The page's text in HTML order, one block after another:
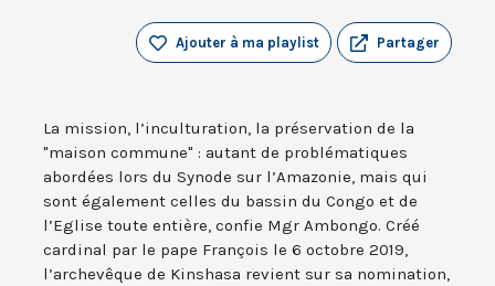
Partager
Ajouter à ma playlist
La mission, l’inculturation, la préservation de la
"maison commune" : autant de problématiques
abordées lors du Synode sur l’Amazonie, mais qui
sont également celles du bassin du Congo et de
l’Eglise toute entière, confie Mgr Ambongo. Créé
cardinal par le pape François le 6 octobre 2019,
l’archevêque de Kinshasa revient sur sa nomination,